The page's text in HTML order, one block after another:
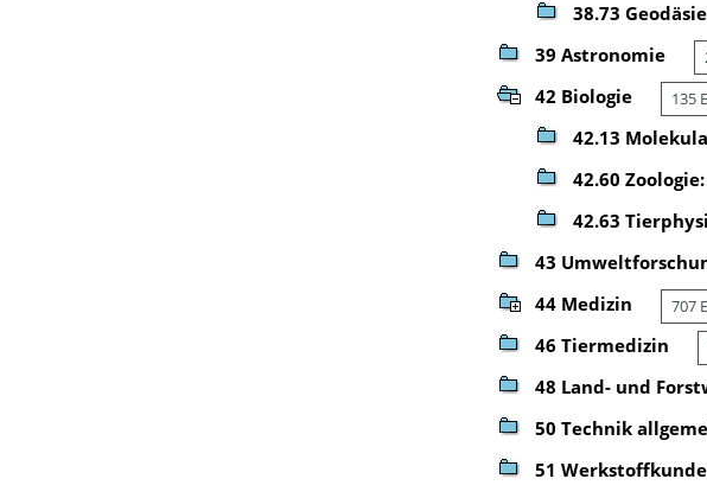
38.73 Geodäsie
39 Astronomie
42 Biologie 135
42.13
42.60
42.63
43
44 Medizin 707
46 Tiermedizin
48 Land- und
50 Technik
51 Werkstoffkunde